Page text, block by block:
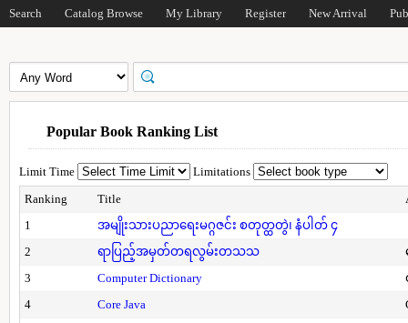
Search Catalog Browse My Library Register New Arrival
Popular Book Ranking List
Limit Time
Limitations
Ranking
Title
1
အမျိုးသားပညာရေးမဂ္ဂဇင်း စတုတ္ထတွဲ၊ နံပါတ် ၄
2
ရာပြည့်အမှတ်တရလွမ်းတသသ
3
Computer Dictionary
4
Core Java